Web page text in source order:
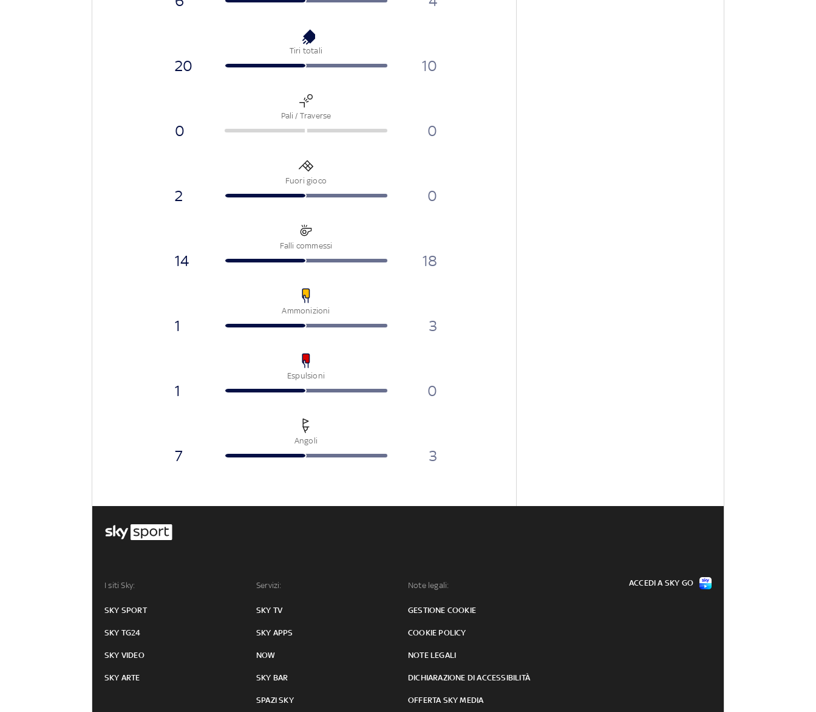
Tiri totali
20 10
Pali / Traverse
0 0
Fuori gioco
2 0
Falli commessi
14 18
Ammonizioni
1 3
Espulsioni
1 0
Angoli
7 3
I siti Sky:
SKY SPORT
SKY TG24
SKY VIDEO
SKY ARTE
Servizi:
SKY TV
SKY APPS
NOW
SKY BAR
SPAZI SKY
Note legali:
GESTIONE COOKIE
COOKIE POLICY
NOTE LEGALI
DICHIARAZIONE DI ACCESSIBILITÀ
OFFERTA SKY MEDIA
ACCEDI A SKY GO